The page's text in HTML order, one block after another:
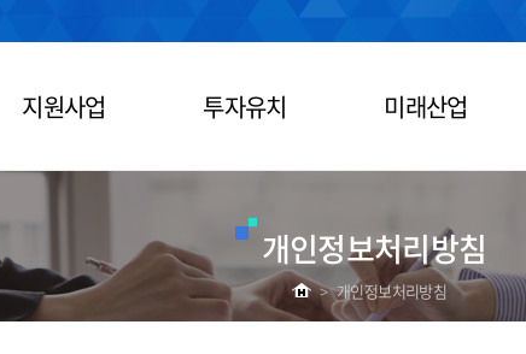
지원사업 투자유치 미래산업
개인정보처리방침
> 개인정보처리방침